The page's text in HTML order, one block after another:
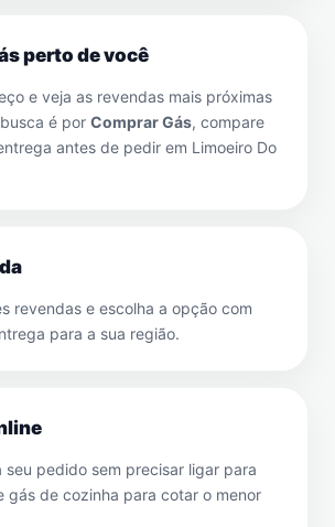
perto de você
e veja as revendas mais próximas
é por Comprar Gás, compare
antes de pedir em Limoeiro Do
revendas e escolha a opção com
para a sua região.
seu pedido sem precisar ligar para
gás de cozinha para cotar o menor